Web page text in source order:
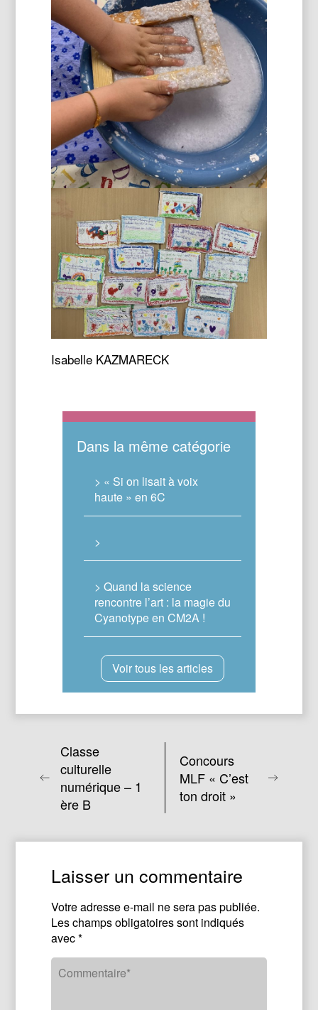
Isabelle KAZMARECK
Dans la même catégorie
> « Si on lisait à voix
haute » en 6C
>
> Quand la science
rencontre l’art : la magie du
Cyanotype en CM2A !
Voir tous les articles
Classe
culturelle
numérique – 1
ère B
Concours
MLF « C’est
ton droit »
Laisser un commentaire
Votre adresse e-mail ne sera pas publiée.
Les champs obligatoires sont indiqués
avec*